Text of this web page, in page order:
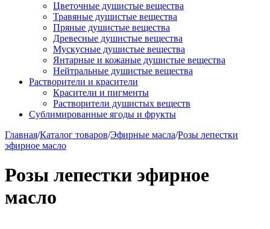
Цветочные душистые вещества
Травяные душистые вещества
Пряные душистые вещества
Древесные душистые вещества
Мускусные душистые вещества
Янтарные и кожаные душистые вещества
Нейтральные душистые вещества
Растворители и красители
Красители и пигменты
Растворители душистых веществ
Сублимированные ягоды и фрукты
Главная/Каталог товаров/Эфирные масла/Розы лепестки
эфирное масло
Розы лепестки эфирное
масло